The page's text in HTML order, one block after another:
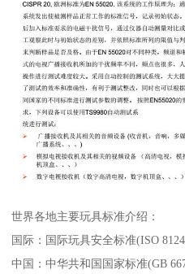
世界各地主要玩具标准介绍：
国际：国际玩具安全标准(ISO
中国：中华共和国国家标准(GB